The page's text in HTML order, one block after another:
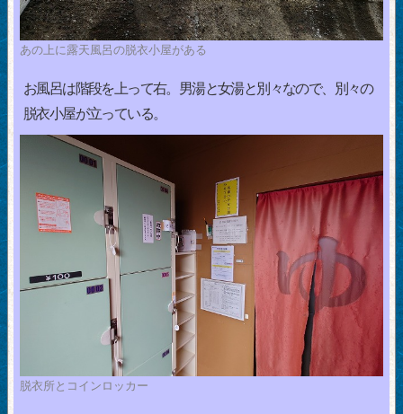
あの上に露天風呂の脱衣小屋がある
お風呂は階段を上って右。男湯と女湯と別々なので、別々の
脱衣小屋が立っている。
脱衣所とコインロッカー